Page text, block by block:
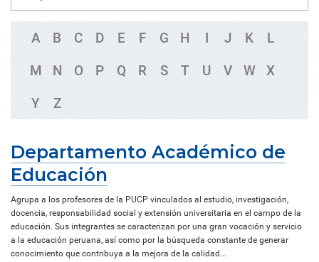
A B C D E F G H I J K
L
M
N O P Q R S T U V W
X
Y
Z
Departamento Académico de
Educación
Agrupa a los profesores de la PUCP vinculados al estudio, investigación,
docencia, responsabilidad social y extensión universitaria en el campo de la
educación. Sus integrantes se caracterizan por una gran vocación y servicio
a la educación peruana, así como por la búsqueda constante de generar
conocimiento que contribuya a la mejora de la calidad...